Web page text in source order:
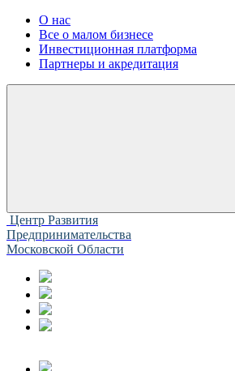
О нас
Все о малом бизнесе
Инвестиционная платформа
Партнеры и акредитация
Центр Развития
Предпринимательства
Московской Области